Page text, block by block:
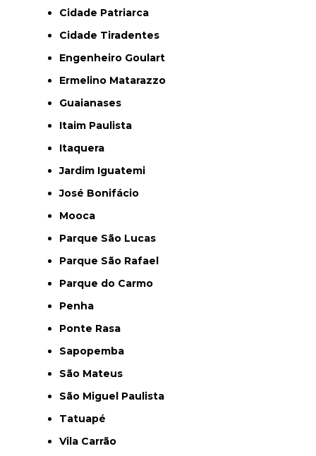
Cidade Patriarca
Cidade Tiradentes
Engenheiro Goulart
Ermelino Matarazzo
Guaianases
Itaim Paulista
Itaquera
Jardim Iguatemi
José Bonifácio
Mooca
Parque São Lucas
Parque São Rafael
Parque do Carmo
Penha
Ponte Rasa
Sapopemba
São Mateus
São Miguel Paulista
Tatuapé
Vila Carrão